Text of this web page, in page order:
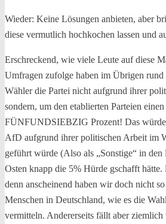
Wieder: Keine Lösungen anbieten, aber
diese vermutlich hochkochen lassen und
Erschreckend, wie viele Leute auf diese
Umfragen zufolge haben im Übrigen
Wähler die Partei nicht aufgrund ihrer
sondern, um den etablierten Parteien
FÜNFUNDSIEBZIG Prozent! Das würde
AfD aufgrund ihrer politischen Arbeit im
geführt würde (Also als „Sonstige“ in
Osten knapp die 5% Hürde gschafft hätte.
denn anscheinend haben wir doch nicht
Menschen in Deutschland, wie es die
vermitteln. Andererseits fällt aber